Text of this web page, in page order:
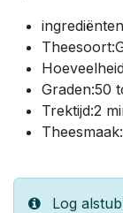
Graden:50
Trektijd:2
Log